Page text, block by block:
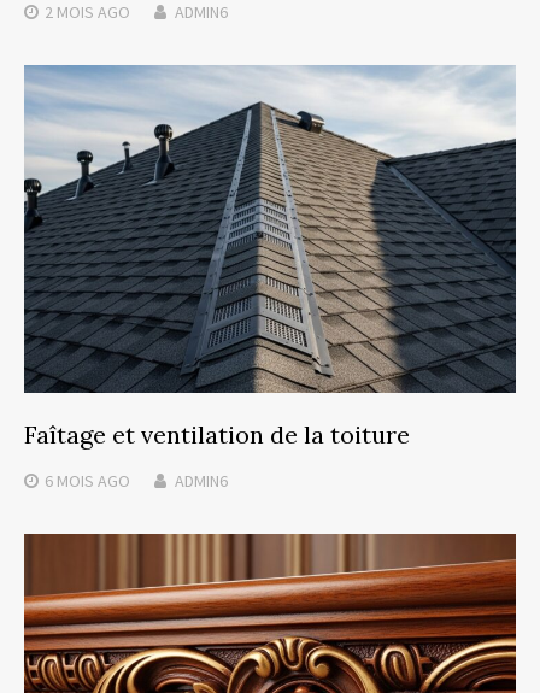
2 MOIS AGO ADMIN6
Faîtage et ventilation de la toiture
6 MOIS AGO ADMIN6